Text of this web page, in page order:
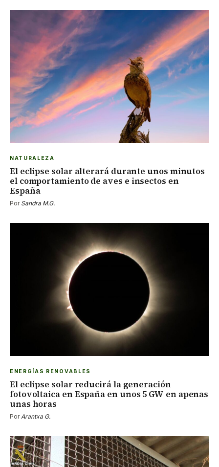
NATURALEZA
El eclipse solar alterará durante unos minutos
el comportamiento de aves e insectos en
España
Por Sandra M.G.
ENERGÍAS RENOVABLES
El eclipse solar reducirá la generación
fotovoltaica en España en unos 5 GW en apenas
unas horas
PorArantxa G.